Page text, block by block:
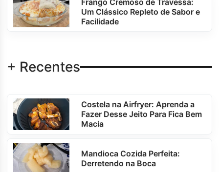
Um Clássico Repleto de Sabor e
Facilidade
+ Recentes
Costela na Airfryer: Aprenda a
Fazer Desse Jeito Para Fica Bem
Macia
Mandioca Cozida Perfeita:
Derretendo na Boca